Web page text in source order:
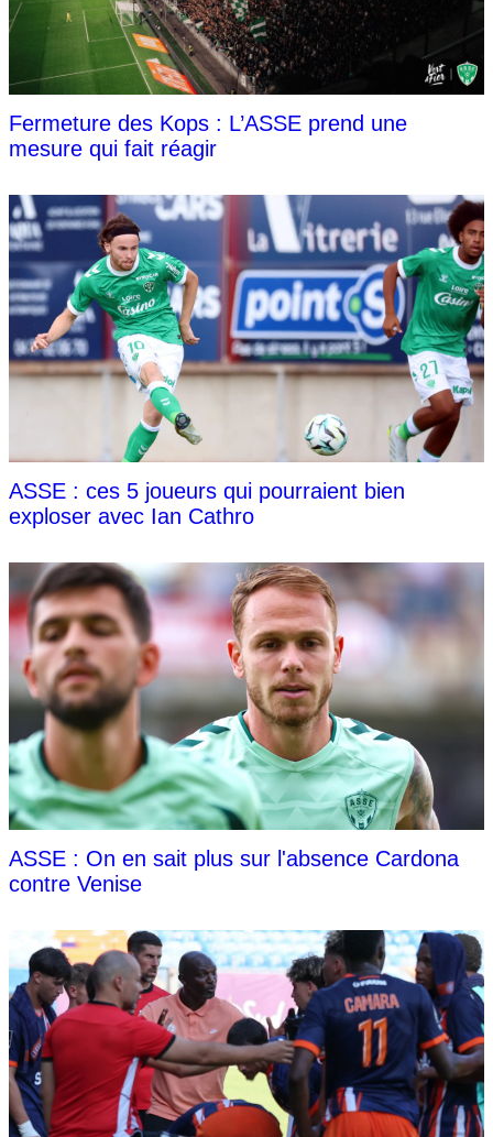
Fermeture des Kops : L’ASSE prend une
mesure qui fait réagir
ASSE : ces 5 joueurs qui pourraient bien
exploser avec Ian Cathro
ASSE : On en sait plus sur l'absence Cardona
contre Venise